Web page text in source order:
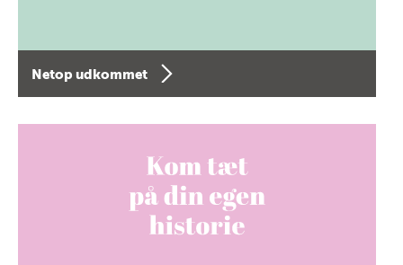
Netop udkommet